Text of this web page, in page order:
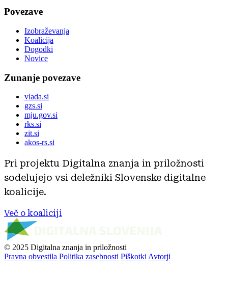
Povezave
Izobraževanja
Koalicija
Dogodki
Novice
Zunanje povezave
vlada.si
gzs.si
mju.gov.si
rks.si
zit.si
akos-rs.si
Pri projektu Digitalna znanja in priložnosti
sodelujejo vsi deležniki Slovenske digitalne
koalicije.
Več o koaliciji
© 2025 Digitalna znanja in priložnosti
Pravna obvestila Politika zasebnosti Piškotki Avtorji